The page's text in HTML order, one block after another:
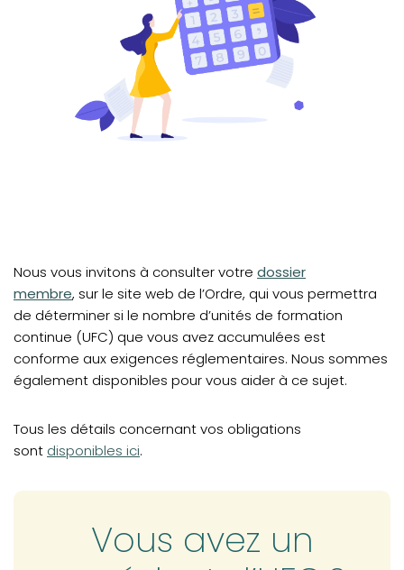
Nous vous invitons à consulter votre dossier
membre, sur le site web de l’Ordre, qui vous permettra
de déterminer si le nombre d’unités de formation
continue (UFC) que vous avez accumulées est
conforme aux exigences réglementaires. Nous sommes
également disponibles pour vous aider à ce sujet.
Tous les détails concernant vos obligations
sont disponibles ici.
Vous avez un